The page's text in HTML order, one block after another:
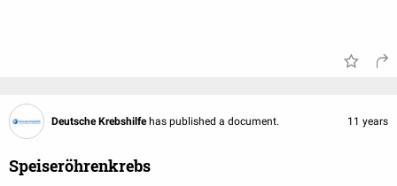
Deutsche Krebshilfe has published a document. 11 years
Speiseröhrenkrebs